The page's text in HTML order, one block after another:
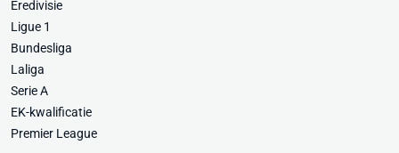
Eredivisie
Ligue 1
Bundesliga
Laliga
Serie A
EK-kwalificatie
Premier League